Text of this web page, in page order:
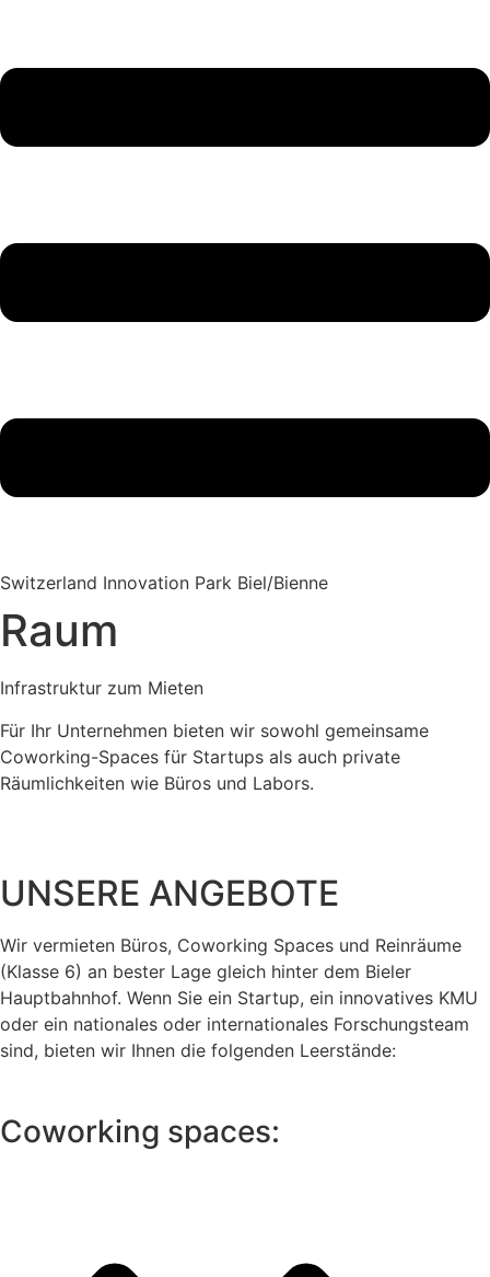
Switzerland Innovation Park Biel/Bienne
Raum
Infrastruktur zum Mieten
Für Ihr Unternehmen bieten wir sowohl gemeinsame
Coworking-Spaces für Startups als auch private
Räumlichkeiten wie Büros und Labors.
UNSERE ANGEBOTE
Wir vermieten Büros, Coworking Spaces und Reinräume
(Klasse 6) an bester Lage gleich hinter dem Bieler
Hauptbahnhof. Wenn Sie ein Startup, ein innovatives KMU
oder ein nationales oder internationales Forschungsteam
sind, bieten wir Ihnen die folgenden Leerstände:
Coworking spaces: